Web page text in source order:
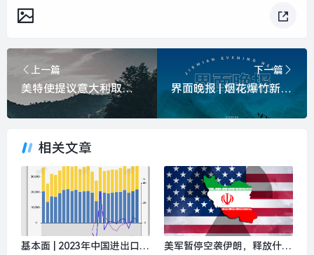
上一篇
美特使提议意大利取代伊朗踢世界杯|界面新闻 · 快讯
下一篇
界面晚报 | 烟花爆竹新规将于五一施行；外交部回应日本高层向靖国神社献祭品|界面新闻 · 中国
相关文章
基本面 | 2023年中国进出口总
美军暂停空袭伊朗，释放什么